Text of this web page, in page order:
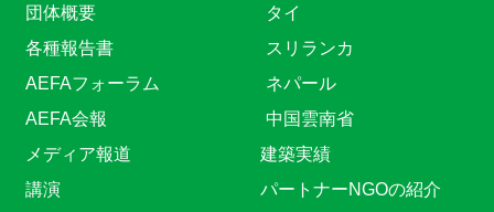
団体概要
各種報告書
AEFAフォーラム
AEFA会報
メディア報道
講演
タイ
スリランカ
ネパール
中国雲南省
建築実績
パートナーNGOの紹介